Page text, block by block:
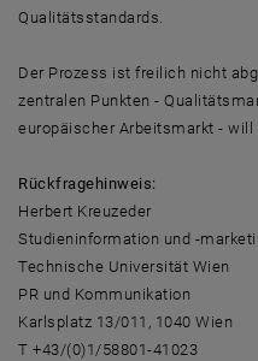
Qualitätsstandards.
Der Prozess ist freilich nicht
zentralen Punkten -
europäischer Arbeitsmarkt -
Rückfragehinweis:
Herbert Kreuzeder
Studieninformation und -
Technische Universität Wien
PR und Kommunikation
Karlsplatz 13/011, 1040 Wien
T +43/(0)1/58801-41023